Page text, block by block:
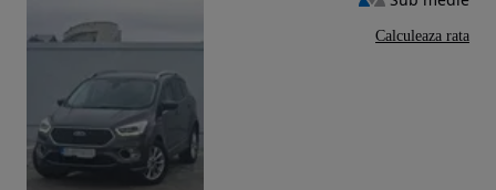
Calculeaza rata